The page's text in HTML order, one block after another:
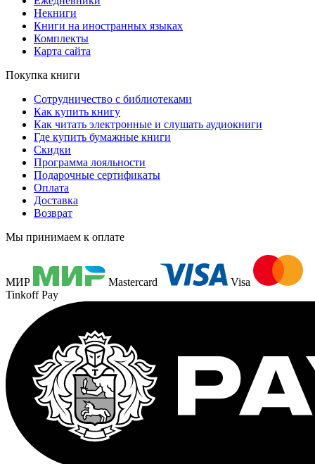
Некниги
Книги на иностранных языках
Комплекты
Карта сайта
Покупка книги
Сотрудничество с библиотеками
Как купить книгу
Как читать электронные и слушать аудиокниги
Где купить бумажные книги
Скидки
Программа лояльности
Подарочные сертификаты
Оплата
Доставка
Возврат
Мы принимаем к оплате
МИР Mastercard
Visa
Tinkoff Pay